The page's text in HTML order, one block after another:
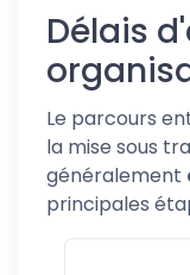
Délais
Le parcours
la mise sous
généralement
principales